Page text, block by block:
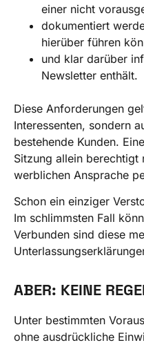
einer nicht
dokumentiert
hierüber führen
und klar darüber
Newsletter enthält.
Diese Anforderungen
Interessenten, sondern
bestehende Kunden.
Sitzung allein berechtigt
werblichen Ansprache
Schon ein einziger
Im schlimmsten Fall
Verbunden sind diese
ABER: KEINE
Unter bestimmten
ohne ausdrückliche